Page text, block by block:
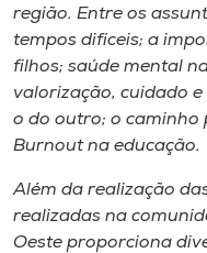
região. Entre os
tempos difíceis; a
filhos; saúde mental
valorização, cuidado
o do outro; o caminho
Burnoutna educação.
Além da realização
realizadas na
Oeste proporciona